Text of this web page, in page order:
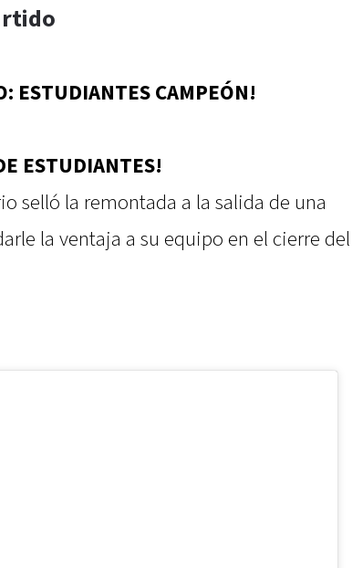
ESTUDIANTES CAMPEÓN!
ESTUDIANTES!
selló la remontada a la salida de una
la ventaja a su equipo en el cierre del